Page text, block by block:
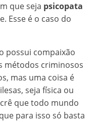
que seja psicopata
Esse é o caso do
possui compaixão
métodos criminosos
mas uma coisa é
seja física ou
que todo mundo
para isso só basta